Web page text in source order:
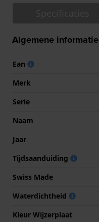
Algemene informatie
Ean
Merk
Serie
Naam
Jaar
Tijdsaanduiding
Swiss Made
Waterdichtheid
Kleur Wijzerplaat